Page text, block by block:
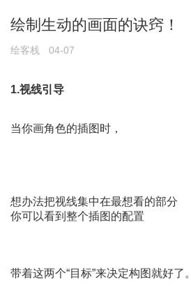
绘制生动的画面的诀窍！
绘客栈 04-07
1.视线引导
当你画角色的插图时，
想办法把视线集中在最想看的部分
你可以看到整个插图的配置
带着这两个“目标”来决定构图就好了。